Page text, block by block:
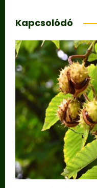
Kapcsolódó